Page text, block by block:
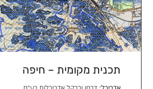
תכנית מקומית – חיפה